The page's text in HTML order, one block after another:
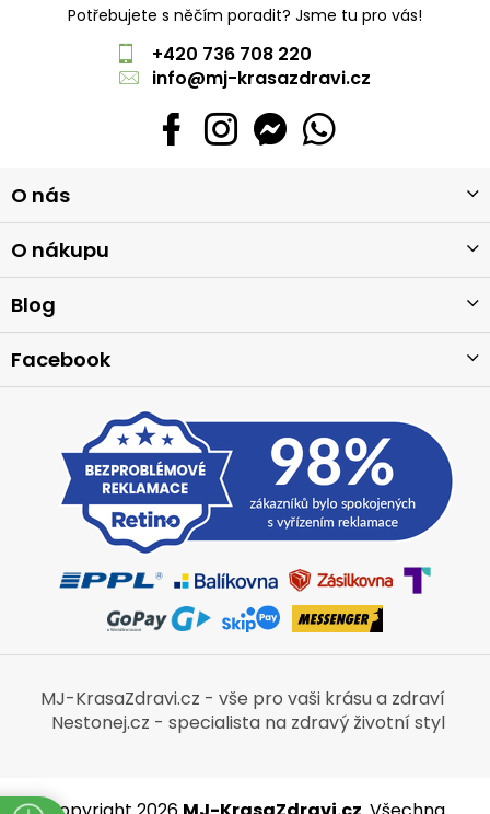
Potřebujete s něčím poradit? Jsme tu pro vás!
+420 736 708 220
info@mj-krasazdravi.cz
á
p
a
t
O nás
O nákupu
Blog
Facebook
MJ-KrasaZdravi.cz - vše pro vaši krásu a zdraví
Nestonej.cz - specialista na zdravý životní styl